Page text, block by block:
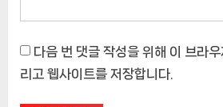
다음 번 댓글 작성을 위해 이 브라
리고 웹사이트를 저장합니다.